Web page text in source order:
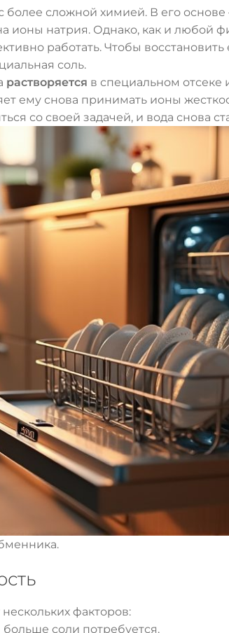
сложной химией. В его
ионы натрия. Однако, как и любой
работать. Чтобы
соль.
растворяется в специальном
ему снова принимать ионы
со своей задачей, и вода снова
факторов:
соли потребуется.